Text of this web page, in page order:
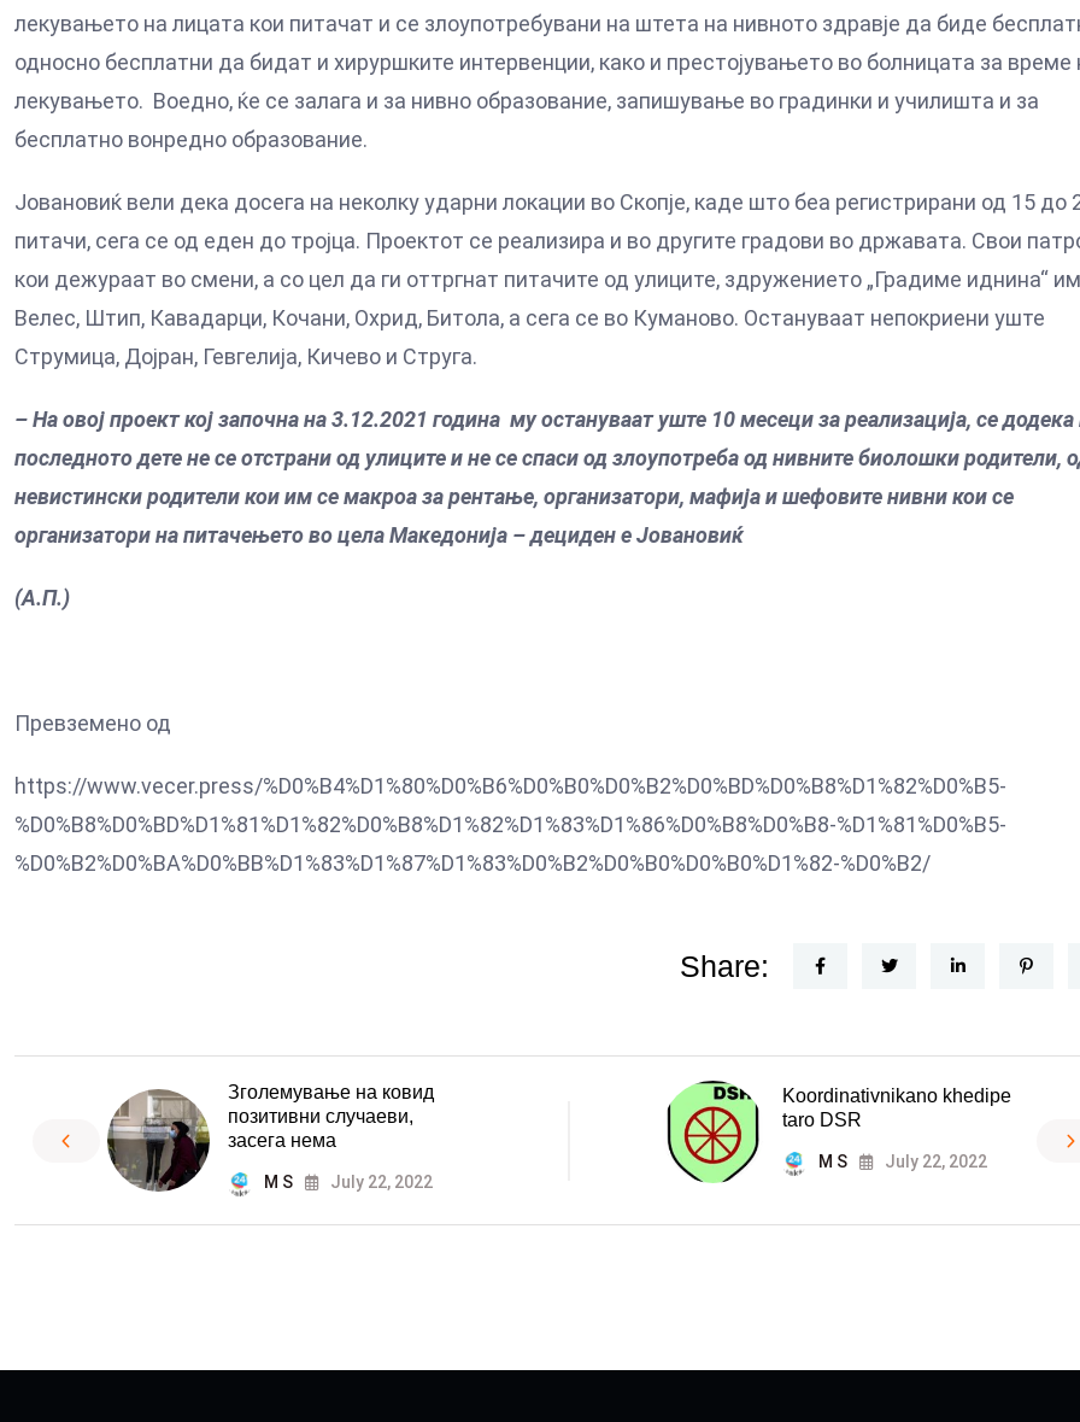
лекувањето на лицата кои питачат и се злоупотребувани на штета на нивното здравје да биде
односно бесплатни да бидат и хируршките интервенции, како и престојувањето во болницата за време
лекувањето. Воедно, ќе се залага и за нивно образование, запишување во градинки и училишта и за
бесплатно вонредно образование.
Јовановиќ вели дека досега на неколку ударни локации во Скопје, каде што беа регистрирани од 15 до
питачи, сега се од еден до тројца. Проектот се реализира и во другите градови во државата. Свои
кои дежураат во смени, а со цел да ги оттргнат питачите од улиците, здружението „Градиме иднина“
Велес, Штип, Кавадарци, Кочани, Охрид, Битола, а сега се во Куманово. Остануваат непокриени уште
Струмица, Дојран, Гевгелија, Кичево и Струга.
– На овој проект кој започна на 3.12.2021 година му остануваат уште 10 месеци за реализација, се додека
последното дете не се отстрани од улиците и не се спаси од злоупотреба од нивните биолошки родители,
невистински родители кои им се макроа за рентање, организатори, мафија и шефовите нивни кои се
организатори на питачењето во цела Македонија – дециден е Јовановиќ
(А.П.)
Превземено од
https://www.vecer.press/%D0%B4%D1%80%D0%B6%D0%B0%D0%B2%D0%BD%D0%B8%D1%82%D0%B5-
%D0%B8%D0%BD%D1%81%D1%82%D0%B8%D1%82%D1%83%D1%86%D0%B8%D0%B8-%D1%81%D0%B5-
%D0%B2%D0%BA%D0%BB%D1%83%D1%87%D1%83%D0%B2%D0%B0%D0%B0%D1%82-%D0%B2/
Share:
Зголемување на ковид
позитивни случаеви,
засега нема
M S July 22, 2022
Koordinativnikano khedipe
taro DSR
M S July 22, 2022